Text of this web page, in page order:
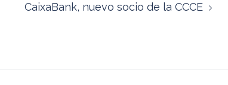
CaixaBank, nuevo socio de la CCCE